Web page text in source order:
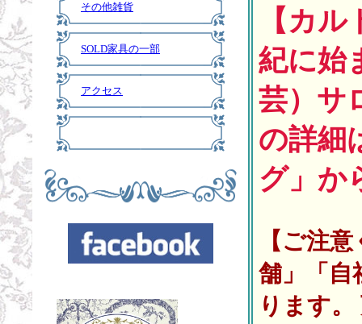
その他雑貨
SOLD家具の一部
アクセス
【カ
紀に始
芸）サ
の詳細
グ」か
【ご注
舗」「自
ります